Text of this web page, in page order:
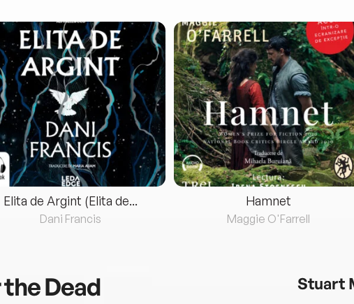
Elita de Argint (Elita de...
Dani Francis
Hamnet
Maggie O'Farrell
Dead Stuart